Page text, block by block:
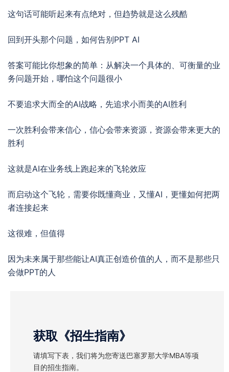
这句话可能听起来有点绝对，但趋势就是这么残酷
回到开头那个问题，如何告别PPT AI
答案可能比你想象的简单：从解决一个具体的、可衡量的业
务问题开始，哪怕这个问题很小
不要追求大而全的AI战略，先追求小而美的AI胜利
一次胜利会带来信心，信心会带来资源，资源会带来更大的
胜利
这就是AI在业务线上跑起来的飞轮效应
而启动这个飞轮，需要你既懂商业，又懂AI，更懂如何把两
者连接起来
这很难，但值得
因为未来属于那些能让AI真正创造价值的人，而不是那些只
会做PPT的人
获取《招生指南》
请填写下表，我们将为您寄送巴塞罗那大学MBA等项
目的招生指南。